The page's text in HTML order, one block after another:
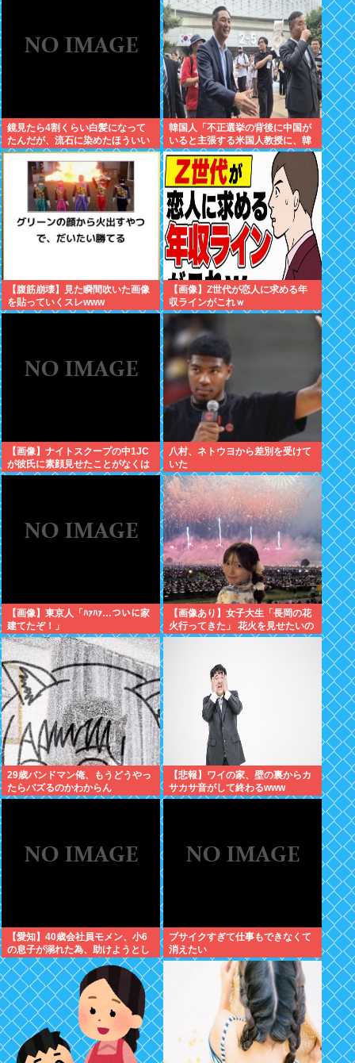
鏡見たら4割くらい白髪になって
たんだが、流石に染めたほういい
の ？半分おじいちゃんでドン引き
したわ
韓国人「不正選挙の背後に中国が
いると主張する米国人教授に、韓
国ネット民が困惑」
【腹筋崩壊】見た瞬間吹いた画像
を貼っていくスレwww
【画像】Z世代が恋人に求める年
収ラインがこれｗ
【画像】ナイトスクープの中1JC
が彼氏に素顔見せたことがなくは
ずかしいという依頼www
八村、ネトウヨから差別を受けて
いた
【画像】東京人「ﾊｧﾊｧ…ついに家
建てたぞ！」
【画像あり】女子大生「長岡の花
火行ってきた」 花火を見せたいの
か自分を見せたいのかどっちだ
29歳バンドマン俺、もうどうやっ
たらバズるのかわからん
【悲報】ワイの家、壁の裏からカ
サカサ音がして終わるwww
【愛知】40歳会社員モメン、小6
の息子が溺れた為、助けようとし
て溺れる なお息子は妻が救出
ブサイクすぎて仕事もできなくて
消えたい